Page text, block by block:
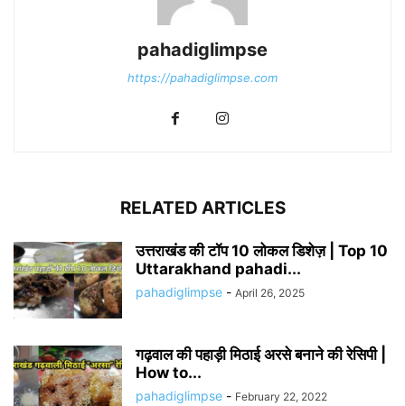
pahadiglimpse
https://pahadiglimpse.com
RELATED ARTICLES
उत्तराखंड की टॉप 10 लोकल डिशेज़ | Top 10
Uttarakhand pahadi...
pahadiglimpse - April 26, 2025
गढ़वाल की पहाड़ी मिठाई अरसे बनाने की रेसिपी |
How to...
pahadiglimpse - February 22, 2022